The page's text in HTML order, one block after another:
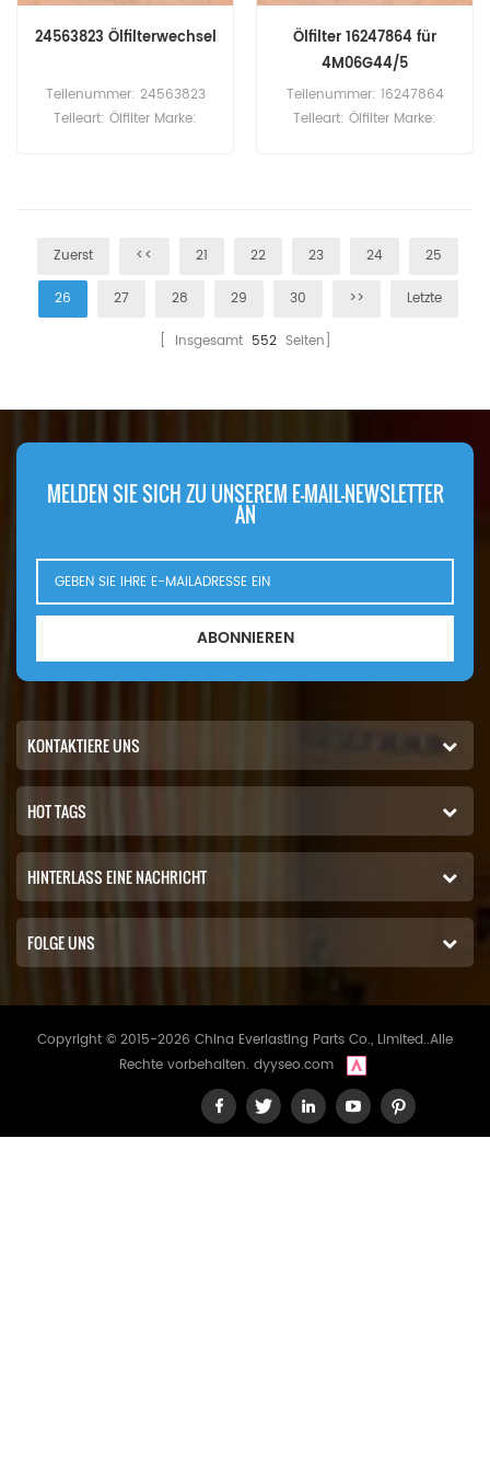
24563823 Ölfilterwechsel
Teilenummer: 24563823
Teileart: Ölfilter Marke:
Ölfilter 16247864 für
4M06G44/5
Teilenummer: 16247864
Teileart: Ölfilter Marke:
Zuerst << 21 22 23 24 25
26 27 28 29 30 >> Letzte
[ Insgesamt 552Seiten]
MELDEN SIE SICH ZU UNSEREM E-MAIL-NEWSLETTER
AN
ABONNIEREN
KONTAKTIERE UNS
HOT TAGS
HINTERLASS EINE NACHRICHT
FOLGE UNS
Copyright © 2015-2026 China Everlasting Parts Co., Limited..Alle
Rechte vorbehalten. dyyseo.com